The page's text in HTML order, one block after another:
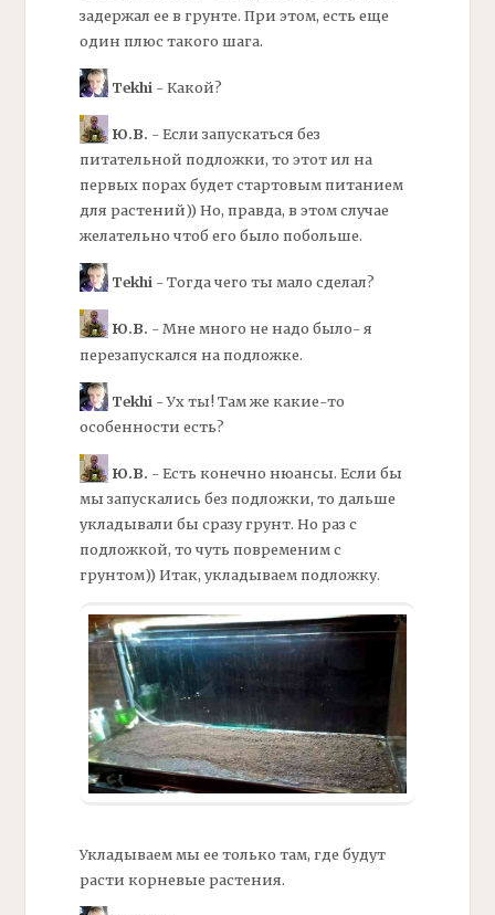
задержал ее в грунте. При этом, есть еще
один плюс такого шага.
Tekhi - Какой?
Ю.В. - Если запускаться без
питательной подложки, то этот ил на
первых порах будет стартовым питанием
для растений)) Но, правда, в этом случае
желательно чтоб его было побольше.
Tekhi- Тогда чего ты мало сделал?
Ю.В. - Мне много не надо было- я
перезапускался наподложке.
Tekhi - Ух ты! Там же какие-то
особенности есть?
Ю.В. - Есть конечно нюансы. Если бы
мы запускались без подложки, то дальше
укладывали бы сразу грунт. Но раз с
подложкой, то чуть повременим с
грунтом)) Итак, укладываем подложку.
Укладываем мы ее только там, где будут
расти корневые растения.